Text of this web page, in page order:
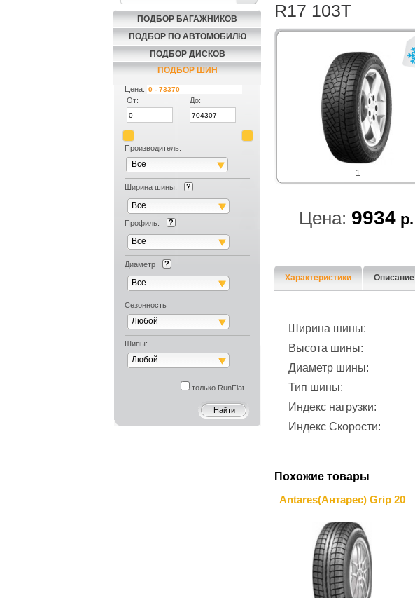
ПОДБОР БАГАЖНИКОВ
ПОДБОР ПО АВТОМОБИЛЮ
ПОДБОР ДИСКОВ
ПОДБОР ШИН
Цена:
От:
До:
Производитель:
Все
Ширина шины:
Все
Профиль:
Все
Диаметр
Все
Сезонность
Любой
Шипы:
Любой
только RunFlat
R17 103T
1
Цена: 9934 р.
Характеристики Описание
Ширина шины:
Высота шины:
Диаметр шины:
Тип шины:
Индекс нагрузки:
Индекс Скорости:
Похожие товары
Antares(Антарес) Grip 20